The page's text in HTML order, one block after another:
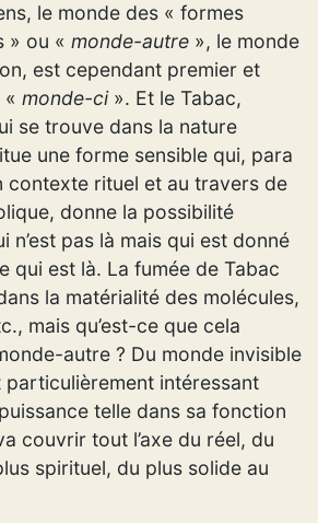
le monde des « formes
» ou « monde-autre », le monde
est cependant premier et
monde-ci». Et le Tabac,
se trouve dans la nature
une forme sensible qui, para
contexte rituel et au travers de
donne la possibilité
n’est pas là mais qui est donné
qui est là. La fumée de Tabac
la matérialité des molécules,
mais qu’est-ce que cela
autre ? Du monde invisible
particulièrement intéressant
telle dans sa fonction
couvrir tout l’axe du réel, du
spirituel, du plus solide au